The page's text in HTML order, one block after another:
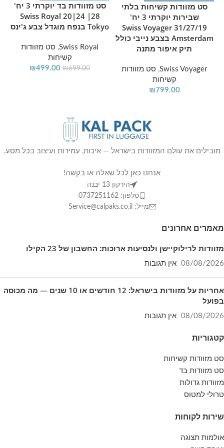
סט מזוודות קשיחות בלתי
שבירות יוקרתי 3 יח'
31/27/19 Swiss Voyager
Amsterdam בצבע נייבי כולל
תיק איפור מתנה
Swiss Voyager
, סט מזוודות
קשיחות
₪799.00
סט מזוודות בד יוקרתי 3 יח'
28| 24|20 Swiss Royal
Tokyo בנפח מוגדל צבע ג'ינס
Swiss Royal
, סט מזוודות
קשיחות
₪699.00
₪499.00
מובילים את עולם המזוודות בישראל — איכות, עמידות ועיצוב בכל מסע.
אנחנו כאן לכל שאלה או בקשה!
הירקון 13 יבנה
טלפון: 0737251162
מייל: Service@calpaks.co.il
מאמרים אחרונים
מזוודות לרילוקיישן ולנסיעות ארוכות: החשבון של 23 הקילו
08/08/2026 אין תגובות
אחריות על מזוודות בישראל: 12 חודשים או 10 שנים — מה מכוסה
בפועל
08/08/2026 אין תגובות
קטגוריות
סט מזוודות קשיחות
סט מזוודות בד
מזוודות גדולות
טרולי למטוס
שירות לקוחות
אולמות תצוגה